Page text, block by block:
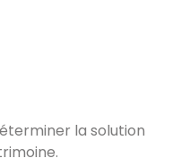
la solution